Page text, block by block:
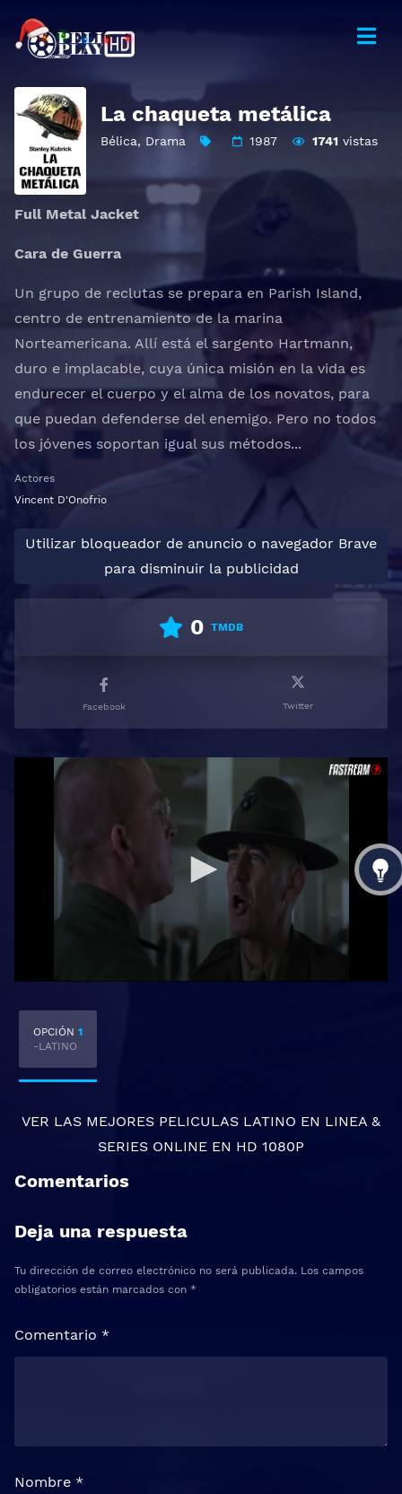
La chaqueta metálica
Bélica, Drama 1987 1741vistas
Full Metal Jacket
Cara de Guerra
Un grupo de reclutas se prepara en Parish Island,
centro de entrenamiento de la marina
Norteamericana. Allí está el sargento Hartmann,
duro e implacable, cuya única misión en la vida es
endurecer el cuerpo y el alma de los novatos, para
que puedan defenderse del enemigo. Pero no todos
los jóvenes soportan igual sus métodos...
Actores
Vincent D'Onofrio
Utilizar bloqueador de anuncio o navegador Brave
para disminuir la publicidad
0 TMDB
Facebook Twitter
OPCIÓN 1
-LATINO
VER LAS MEJORES PELICULAS LATINO EN LINEA &
SERIES ONLINE EN HD 1080P
Comentarios
Deja una respuesta
Tu dirección de correo electrónico no será publicada. Los campos
obligatorios están marcados con *
Comentario *
Nombre *